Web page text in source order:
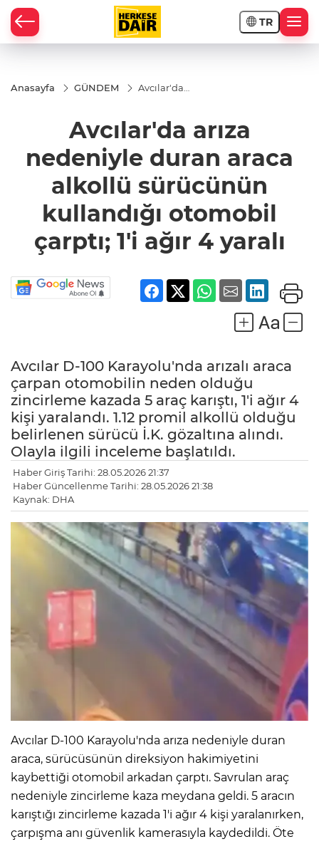
TR
Anasayfa GÜNDEM
Avcılar'da
duran
araca
sürücünün
kullandığı
otomobil
çarptı; 1'i
ağır 4
yaralı
Avcılar'da arıza
nedeniyle duran araca
alkollü sürücünün
kullandığı otomobil
çarptı; 1'i ağır 4 yaralı
Avcılar D-100 Karayolu'nda arızalı araca
çarpan otomobilin neden olduğu
zincirleme kazada 5 araç karıştı, 1'i ağır 4
kişi yaralandı. 1.12 promil alkollü olduğu
belirlenen sürücü İ.K. gözaltına alındı.
Olayla ilgili inceleme başlatıldı.
Haber Giriş Tarihi: 28.05.2026 21:37
Haber Güncellenme Tarihi: 28.05.2026 21:38
Kaynak: DHA
Avcılar D-100 Karayolu'nda arıza nedeniyle duran
araca, sürücüsünün direksiyon hakimiyetini
kaybettiği otomobil arkadan çarptı. Savrulan araç
nedeniyle zincirleme kaza meydana geldi. 5 aracın
karıştığı zincirleme kazada 1'i ağır 4 kişi yaralanırken,
çarpışma anı güvenlik kamerasıyla kaydedildi. Öte